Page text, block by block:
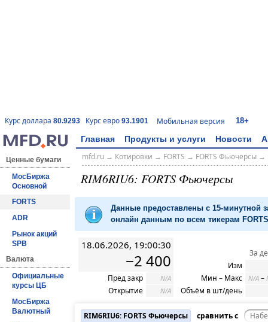
Курс доллара 80.9293 Курс евро 93.1901 Мобильная версия 18+
Главная Продукты и услуги Новости
Ценные бумаги
МосБиржа
Основной
FORTS
ADR
Рынок акций
SPB
Валюта
Официальные
курсы ЦБ
МосБиржа
Валютный
mfd.ru→ Котировки → FORTS → FORTS Фьючерсы→
RIM6RIU6: FORTS Фьючерсы
Данные предоставлены с 15-минутной
онлайн данным по всем тикерам
18.06.2026, 19:00:30
−2 400
Пред закр N/A
Открытие N/A
За
Изм
Мин – Макс
N/A –
Объём в шт/день
RIM6RIU6: FORTS Фьючерсы
сравнить с